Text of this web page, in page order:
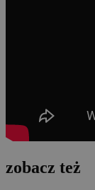
zobacz też